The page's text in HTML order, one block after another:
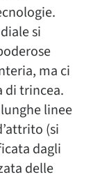
si
ma ci
di trincea.
linee
(si
dagli
delle